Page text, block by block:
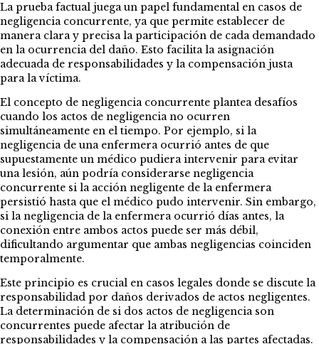
La prueba factual juega un papel fundamental en casos de
negligencia concurrente, ya que permite establecer de
manera clara y precisa la participación de cada demandado
en la ocurrencia del daño. Esto facilita la asignación
adecuada de responsabilidades y la compensación justa
para la víctima.
El concepto de negligencia concurrente plantea desafíos
cuando los actos de negligencia no ocurren
simultáneamente en el tiempo. Por ejemplo, si la
negligencia de una enfermera ocurrió antes de que
supuestamente un médico pudiera intervenir para evitar
una lesión, aún podría considerarse negligencia
concurrente si la acción negligente de la enfermera
persistió hasta que el médico pudo intervenir. Sin embargo,
si la negligencia de la enfermera ocurrió días antes, la
conexión entre ambos actos puede ser más débil,
dificultando argumentar que ambas negligencias coinciden
temporalmente.
Este principio es crucial en casos legales donde se discute la
responsabilidad por daños derivados de actos negligentes.
La determinación de si dos actos de negligencia son
concurrentes puede afectar la atribución de
responsabilidades y la compensación a las partes afectadas.